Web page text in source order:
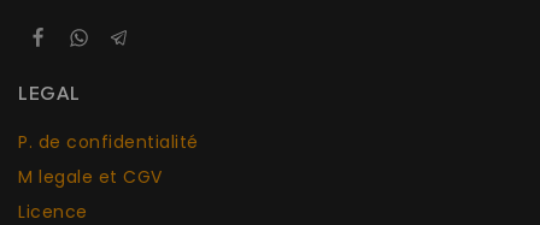
LEGAL
P. de confidentialité
M legale et CGV
Licence